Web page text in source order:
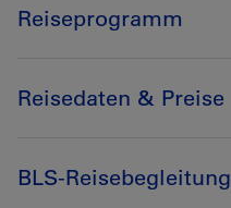
Reiseprogramm
Reisedaten & Preise
BLS-Reisebegleitung